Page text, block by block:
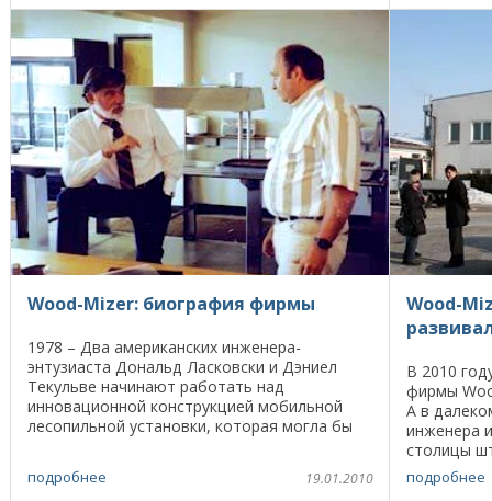
Wood-Mizer: биография фирмы
1978 – Два американских инженера-
энтузиаста Дональд Ласковски и Дэниел
Текульве начинают работать над
инновационной конструкцией мобильной
лесопильной установки, которая могла бы
подробнее 19.01.2010
Wood-
В 2010
фирмы
А в
инженера
столицы
Wood-
распила
подробнее